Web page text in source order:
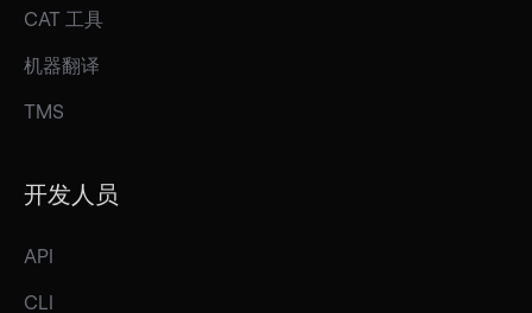
CAT 工具
机器翻译
TMS
开发人员
API
CLI